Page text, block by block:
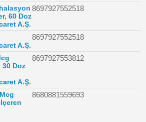
60 Doz
8697927552518
A.Ş.
8697927552518
A.Ş.
Doz
8697927553812
A.Ş.
8680881559693